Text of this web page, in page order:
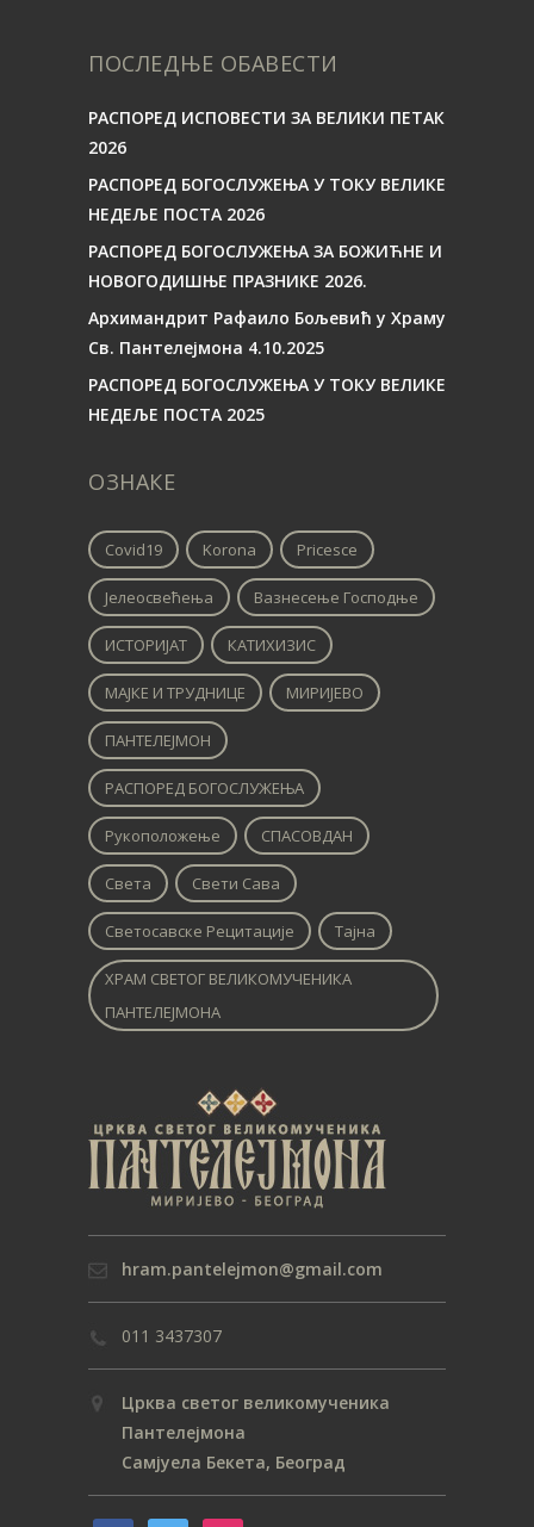
ПОСЛЕДЊЕ ОБАВЕСТИ
РАСПОРЕД ИСПОВЕСТИ ЗА ВЕЛИКИ ПЕТАК
2026
РАСПОРЕД БОГОСЛУЖЕЊА У ТОКУ ВЕЛИКЕ
НЕДЕЉЕ ПОСТА 2026
РАСПОРЕД БОГОСЛУЖЕЊА ЗА БОЖИЋНЕ И
НОВОГОДИШЊЕ ПРАЗНИКЕ 2026.
Архимандрит Рафаило Бољевић у Храму
Св. Пантелејмона 4.10.2025
РАСПОРЕД БОГОСЛУЖЕЊА У ТОКУ ВЕЛИКЕ
НЕДЕЉЕ ПОСТА 2025
ОЗНАКЕ
Covid19 Korona Pricesce
Јелеосвећења Вазнесење Господње
ИСТОРИЈАТ КАТИХИЗИС
МАЈКЕ И ТРУДНИЦЕ МИРИЈЕВО
ПАНТЕЛЕЈМОН
РАСПОРЕД БОГОСЛУЖЕЊА
Рукоположење СПАСОВДАН
Света Свети Сава
Светосавске Рецитације Тајна
ХРАМ СВЕТОГ ВЕЛИКОМУЧЕНИКА
ПАНТЕЛЕЈМОНА
hram.pantelejmon@gmail.com
011 3437307
Црква светог великомученика
Пантелејмона
Самјуела Бекета, Београд